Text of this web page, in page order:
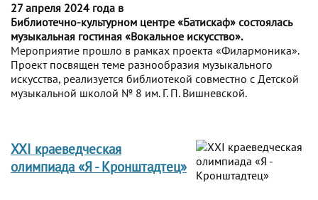
27 апреля 2024 года в
Библиотечно-культурном центре «Батискаф» состоялась
музыкальная гостиная «Вокальное искусство».
Мероприятие прошло в рамках проекта «Филармоника».
Проект посвящен теме разнообразия музыкального
искусства, реализуется библиотекой совместно с Детской
музыкальной школой № 8 им. Г. П. Вишневской.
XXI краеведческая
олимпиада «Я - Кронштадтец»